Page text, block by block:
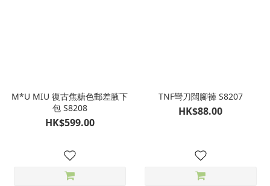
M*U MIU 復古焦糖色郵差腋下
包 S8208
HK$599.00
TNF彎刀闊腳褲 S8207
HK$88.00